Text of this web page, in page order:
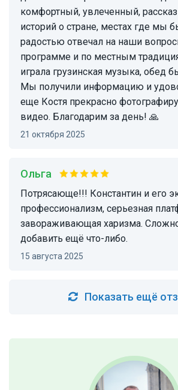
комфортный, увлеченный,
историй о стране, местах где мы
радостью отвечал на наши
программе и по местным
играла грузинская музыка, обед
Мы получили информацию и
еще Костя прекрасно
видео. Благодарим за день! 🙏
21 октября 2025
Ольга
Потрясающе!!! Константин и его экскурсия -это
профессионализм, серьезная
завораживающая харизма.
добавить ещё что-либо.
15 августа 2025
Показать ещё